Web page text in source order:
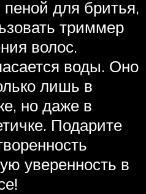
пеной для бритья,
триммер
волос.
воды. Оно
лишь в
но даже в
Подарите
уверенность в